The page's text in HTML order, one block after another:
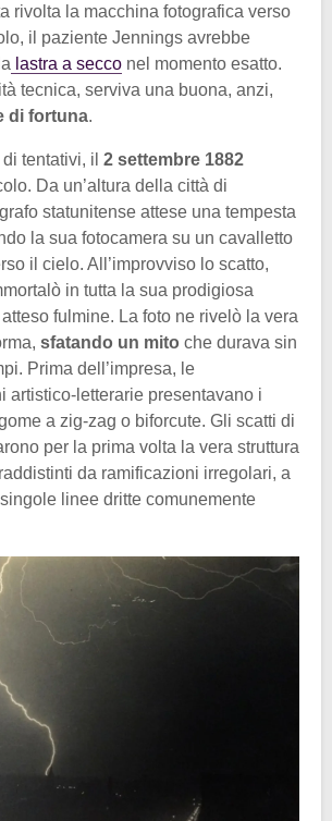
rivolta la macchina fotografica verso
il paziente Jennings avrebbe
lastra a secco nel momento esatto.
tecnica, serviva una buona, anzi,
di fortuna.
tentativi, il 2 settembre 1882
Da un’altura della città di
statunitense attese una tempesta
la sua fotocamera su un cavalletto
il cielo. All’improvviso lo scatto,
in tutta la sua prodigiosa
fulmine. La foto ne rivelò la vera
sfatando un mito che durava sin
Prima dell’impresa, le
artistico-letterarie presentavano i
a zig-zag o biforcute. Gli scatti di
per la prima volta la vera struttura
da ramificazioni irregolari, a
linee dritte comunemente